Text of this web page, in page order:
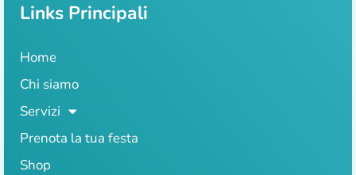
Links Principali
Home
Chi siamo
Servizi
Prenota la tua festa
Shop